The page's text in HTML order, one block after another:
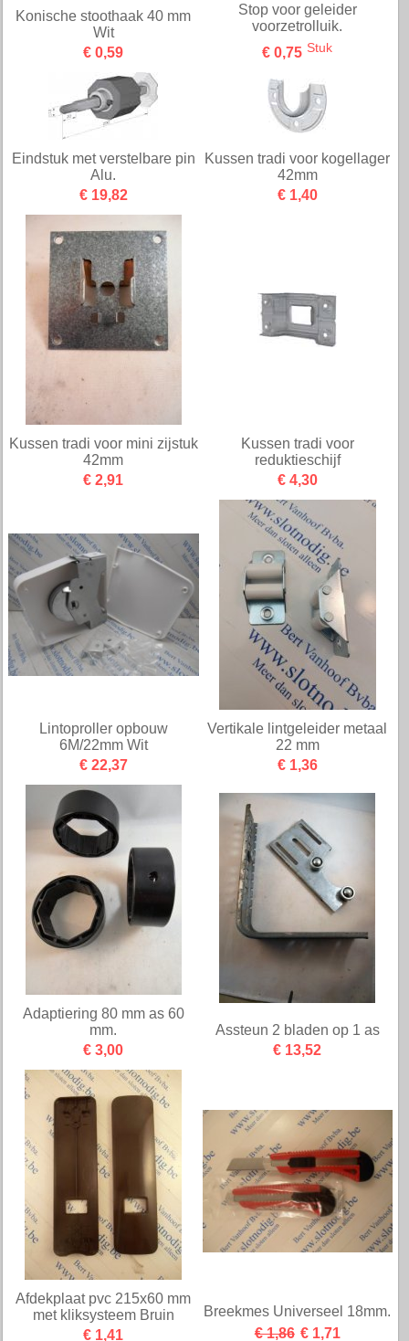
Konische stoothaak 40 mm
Wit
€ 0,59
Stop voor geleider
voorzetrolluik.
€ 0,75 Stuk
Eindstuk met verstelbare pin
Alu.
€ 19,82
Kussen tradi voor kogellager
42mm
€ 1,40
Kussen tradi voor mini zijstuk
42mm
€ 2,91
Kussen tradi voor
reduktieschijf
€ 4,30
Lintoproller opbouw
6M/22mm Wit
€ 22,37
Vertikale lintgeleider metaal
22 mm
€ 1,36
Adaptiering 80 mm as 60
mm.
€ 3,00
Assteun 2 bladen op 1 as
€ 13,52
Afdekplaat pvc 215x60 mm
met kliksysteem Bruin
€ 1,41
Breekmes Universeel 18mm.
€ 1,86 € 1,71